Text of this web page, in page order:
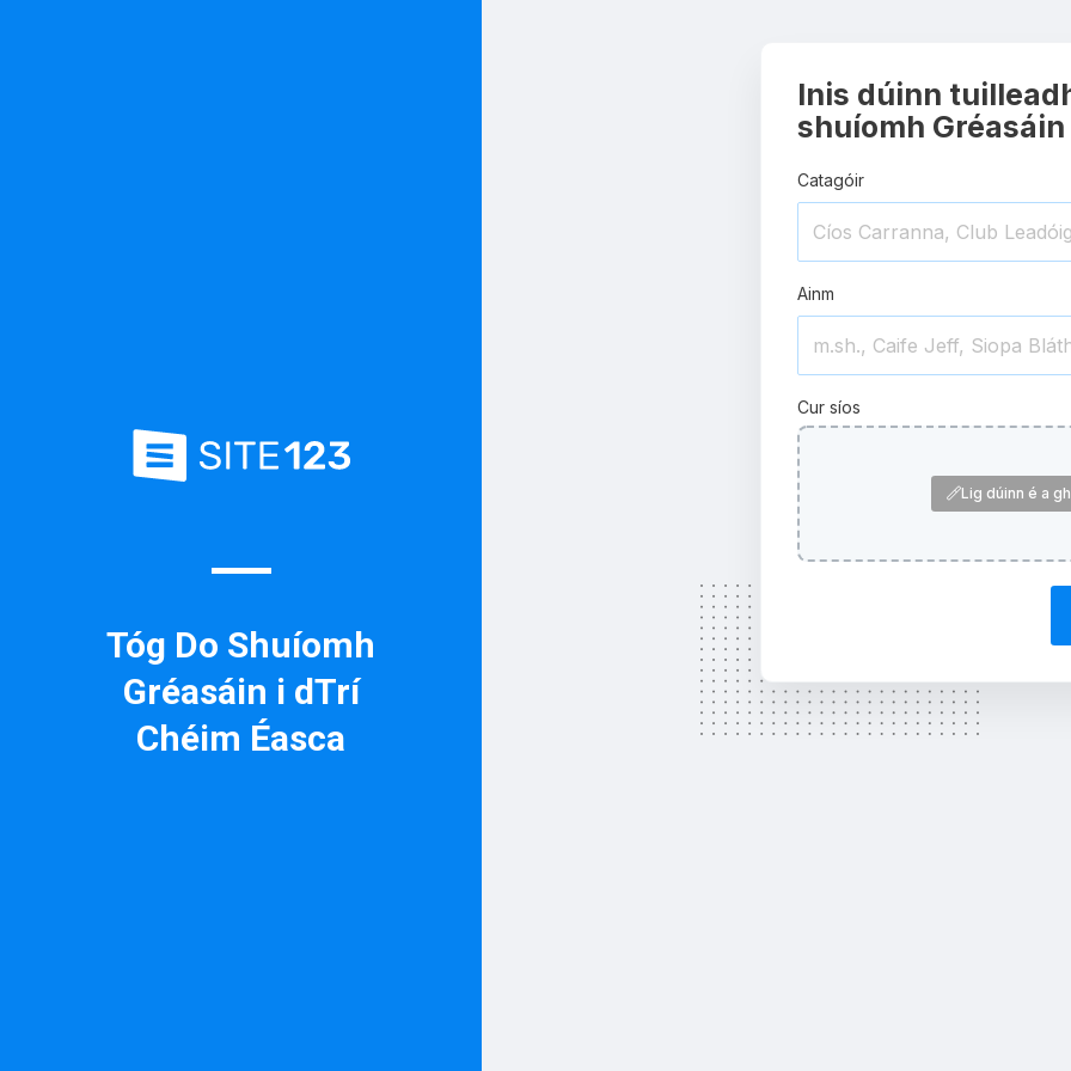
Tóg Do Shuíomh
Gréasáin i dTrí
Chéim Éasca
Inis dúinn
shuíomh Gréasáin
Catagóir
Ainm
Cur síos
Lig dúinn é a